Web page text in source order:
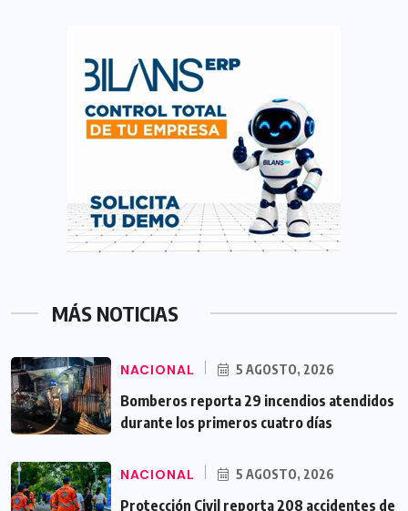
MÁS NOTICIAS
NACIONAL 5 AGOSTO, 2026
Bomberos reporta 29 incendios atendidos
durante los primeros cuatro días
NACIONAL 5 AGOSTO, 2026
Protección Civil reporta 208 accidentes de